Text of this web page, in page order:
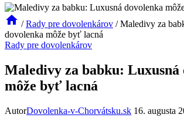
/ Rady pre dovolenkárov / Maledivy za
dovolenka môže byť lacná
Rady pre dovolenkárov
Maledivy za babku: Luxusná
môže byť lacná
AutorDovolenka-v-Chorvátsku.sk 16. augusta